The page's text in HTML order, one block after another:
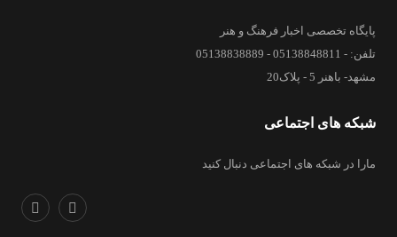
پایگاه تخصصی اخبار فرهنگ و هنر
تلفن: - 05138848811 - 05138838889
مشهد- باهنر 5 - پلاک20
شبکه های اجتماعی
مارا در شبکه های اجتماعی دنبال کنید